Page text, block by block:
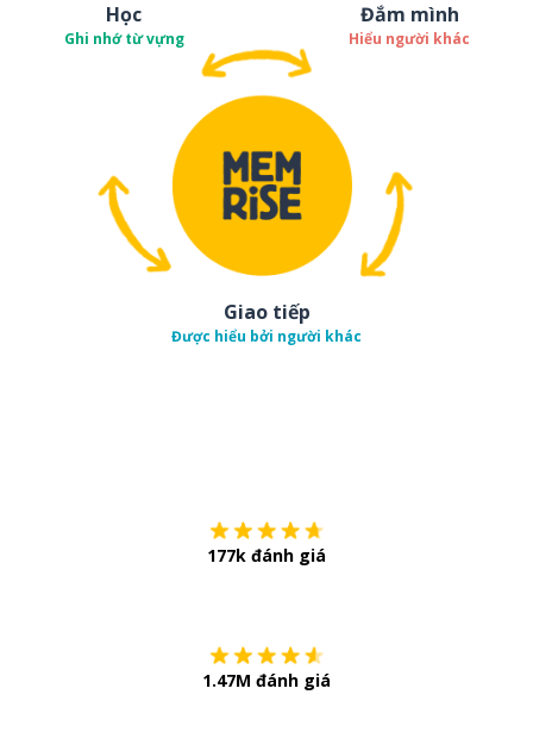
Học
Ghi nhớ từ vựng
Đắm mình
Hiểu người khác
Giao tiếp
Được hiểu bởi người khác
177k đánh giá
1.47M đánh giá